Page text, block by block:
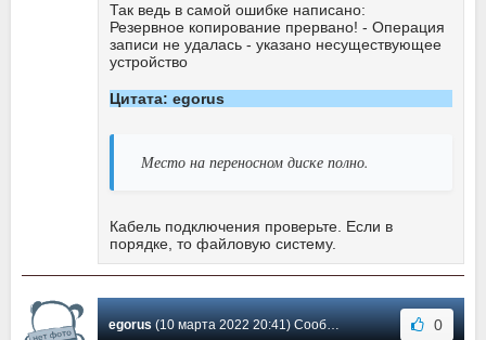
Так ведь в самой ошибке написано:
Резервное копирование прервано! - Операция
записи не удалась - указано несуществующее
устройство
Цитата: egorus
Место на переносном диске полно.
Кабель подключения проверьте. Если в
порядке, то файловую систему.
egorus(10 марта 2022 20:41) Сообщение #490 0